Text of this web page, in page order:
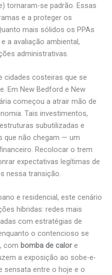
tornaram-se padrão. Essas
e a proteger os
mais sólidos os PPAs
a avaliação ambiental,
administrativas.
cidades costeiras que se
Em New Bedford e New
começou a atrair mão de
Tais investimentos,
subutilizadas e
que não chegam — um
Recolocar o trem
expectativas legítimas de
nessa transição.
e residencial, este cenário
híbridas: redes mais
com estratégias de
o contencioso se
com bomba de calor e
a exposição ao sobe-e-
sensata entre o hoje e o